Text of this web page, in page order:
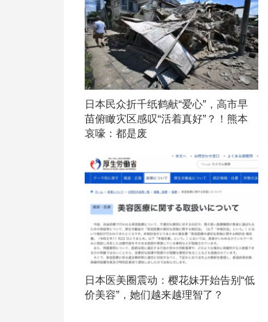
日本民众折千纸鹤献“爱心”，高市早
苗俯瞰灾区感叹“活着真好”？！熊本
哀嚎：都是废
日本医美圈震动：樱花妹开始告别“低
价美容”，她们越来越理智了？